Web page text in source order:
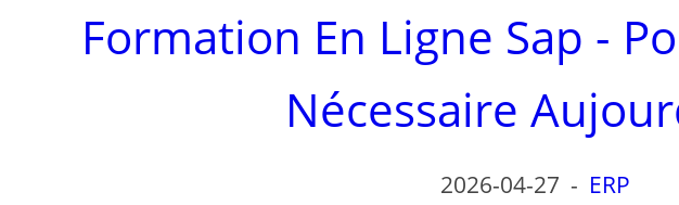
Formation En Ligne Sap -
Nécessaire
2026-04-27 - ERP